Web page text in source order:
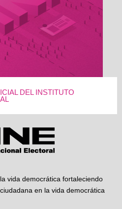
DEL INSTITUTO
vida democrática fortaleciendo
en la vida democrática